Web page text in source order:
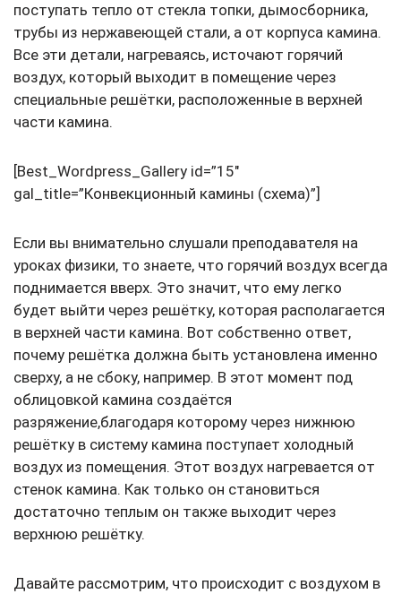
поступать тепло от стекла топки, дымосборника,
трубы из нержавеющей стали, а от корпуса камина.
Все эти детали, нагреваясь, источают горячий
воздух, который выходит в помещение через
специальные решётки, расположенные в верхней
части камина.
[Best_Wordpress_Gallery id=”15″
gal_title=”Конвекционный камины (схема)”]
Если вы внимательно слушали преподавателя на
уроках физики, то знаете, что горячий воздух всегда
поднимается вверх. Это значит, что ему легко
будет выйти через решётку, которая располагается
в верхней части камина. Вот собственно ответ,
почему решётка должна быть установлена именно
сверху, а не сбоку, например. В этот момент под
облицовкой камина создаётся
разряжение,благодаря которому через нижнюю
решётку в систему камина поступает холодный
воздух из помещения. Этот воздух нагревается от
стенок камина. Как только он становиться
достаточно теплым он также выходит через
верхнюю решётку.
Давайте рассмотрим, что происходит с воздухом в